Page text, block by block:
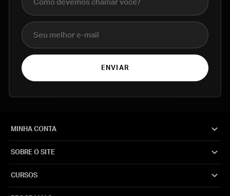
E-mail
ENVIAR
MINHA CONTA
SOBRE O SITE
CURSOS